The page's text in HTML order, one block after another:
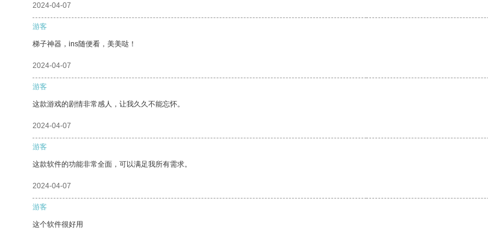
2024-04-07
游客
梯子神器，ins随便看，美美哒！
2024-04-07
游客
这款游戏的剧情非常感人，让我久久不能忘怀。
2024-04-07
游客
这款软件的功能非常全面，可以满足我所有需求。
2024-04-07
游客
这个软件很好用